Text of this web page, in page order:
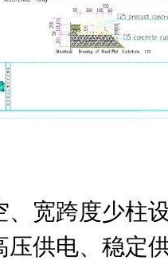
、宽跨度少柱
压供电、稳定